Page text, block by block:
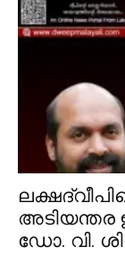
അടിയന്തര
ഡോ. വി.